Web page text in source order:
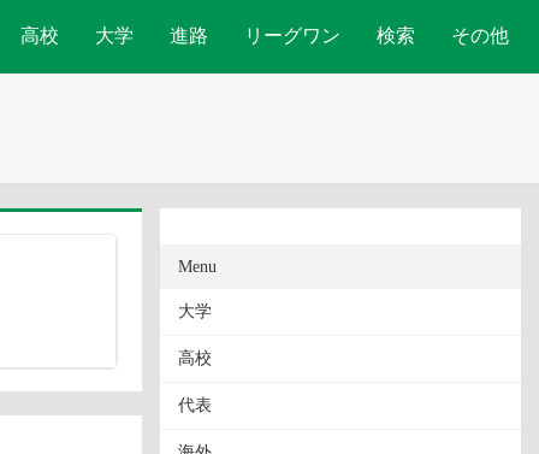
高校 大学 進路 リーグワン 検索 その他
Menu
大学
高校
代表